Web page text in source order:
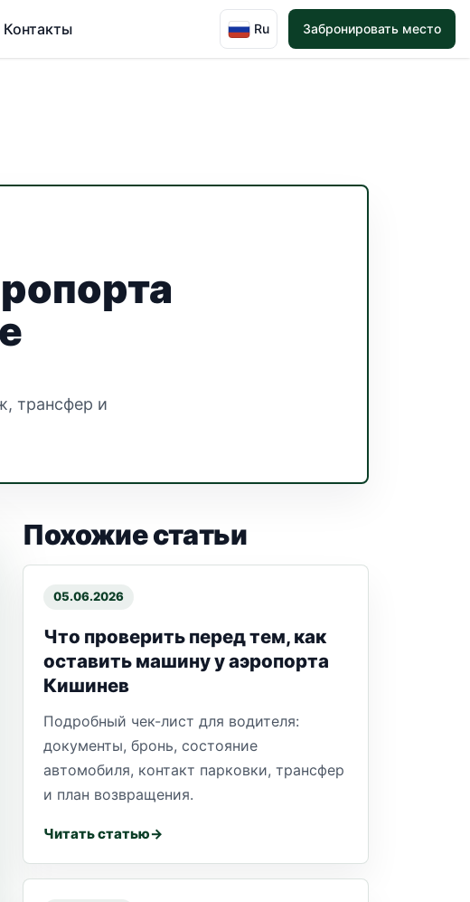
Ru Забронировать место
Контакты
трансфер и
Похожие статьи
05.06.2026
Что проверить перед тем, как
оставить машину у аэропорта
Кишинев
Подробный чек-лист для водителя:
документы, бронь, состояние
автомобиля, контакт парковки, трансфер
и план возвращения.
Читать статью